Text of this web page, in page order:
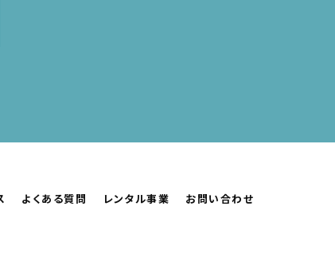
よくある質問 レンタル事業 お問い合わせ